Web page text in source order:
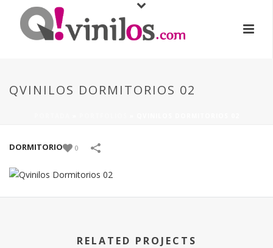
QVINILOS DORMITORIOS 02
DORMITORIO 0
RELATED PROJECTS